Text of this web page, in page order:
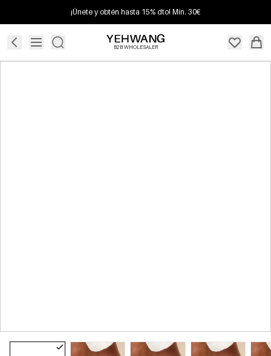
¡Únete y obtén hasta 15% dto! Mín. 30€
B2B WHOLESALER